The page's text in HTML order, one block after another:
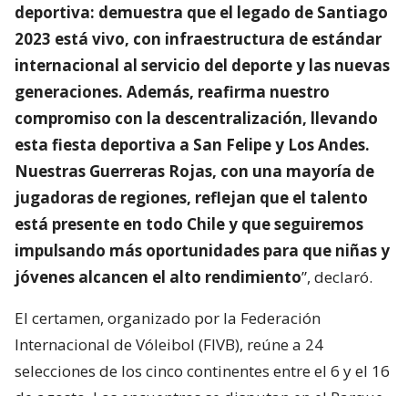
deportiva: demuestra que el legado de Santiago
2023 está vivo, con infraestructura de estándar
internacional al servicio del deporte y las nuevas
generaciones. Además, reafirma nuestro
compromiso con la descentralización, llevando
esta fiesta deportiva a San Felipe y Los Andes.
Nuestras Guerreras Rojas, con una mayoría de
jugadoras de regiones, reflejan que el talento
está presente en todo Chile y que seguiremos
impulsando más oportunidades para que niñas y
jóvenes alcancen el alto rendimiento”, declaró.
El certamen, organizado por la Federación
Internacional de Vóleibol (FIVB), reúne a 24
selecciones de los cinco continentes entre el 6 y el 16